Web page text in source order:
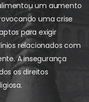
um aumento
uma crise
para exigir
relacionados com
A insegurança
os direitos